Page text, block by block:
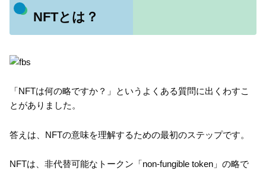
NFTとは？
「NFTは何の略ですか？」というよくある質問に出くわすこ
とがありました。
答えは、NFTの意味を理解するための最初のステップです。
NFTは、非代替可能なトークン「non-fungible token」の略で